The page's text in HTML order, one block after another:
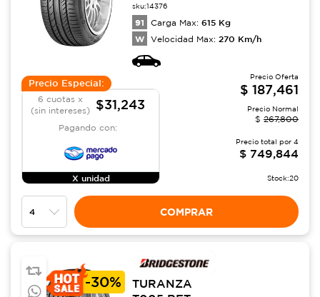
sku:14376
91 Carga Max: 615 Kg
W Velocidad Max: 270 Km/h
Precio Especial:
6 cuotas x
(sin intereses)
$31,243
Pagando con:
X unidad
Precio Oferta
$ 187,461
Precio Normal
$ 267,800
Precio total por 4
$ 749,844
Stock:20
COMPRAR
-30%
TURANZA